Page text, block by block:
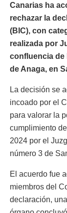
Canarias ha
rechazar la
(BIC), con
realizada por
confluencia de
de Anaga, en
La decisión se
incoado por el
para valorar la
cumplimiento
2024 por el
número 3 de
El acuerdo fue
miembros del
declaración,